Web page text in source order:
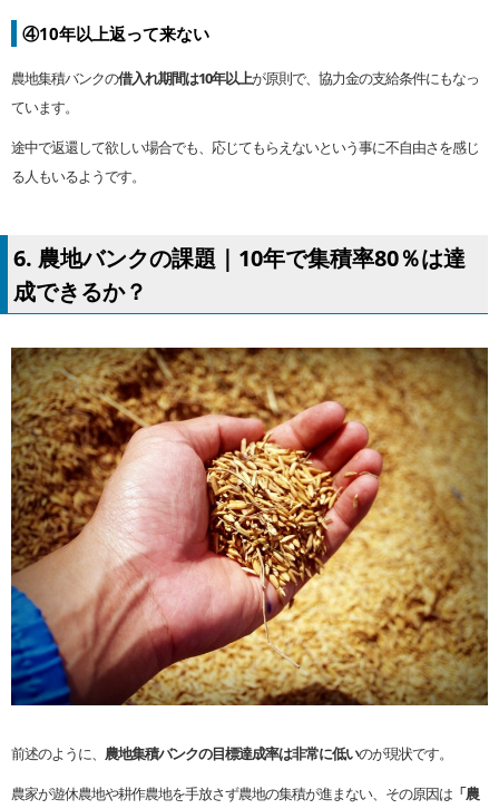
④10年以上返って来ない
農地集積バンクの借入れ期間は10年以上が原則で、協力金の支給条件にもなっ
ています。
途中で返還して欲しい場合でも、応じてもらえないという事に不自由さを感じ
る人もいるようです。
6. 農地バンクの課題｜10年で集積率80％は達
成できるか？
前述のように、 農地集積バンクの目標達成率は非常に低いのが現状です。
農家が遊休農地や耕作農地を手放さず農地の集積が進まない、その原因は 「農